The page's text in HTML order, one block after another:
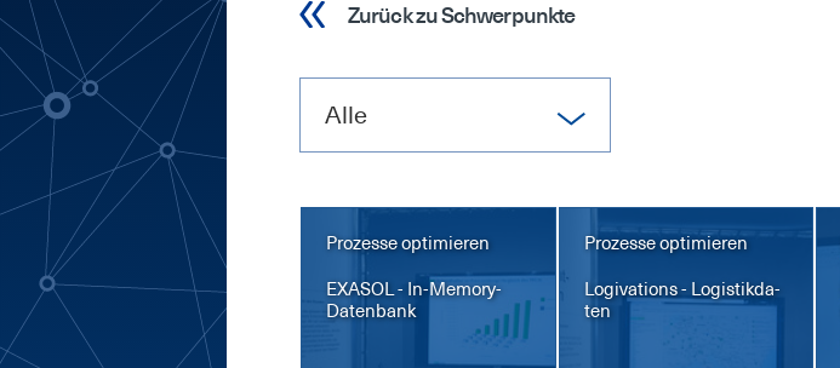
Zurück zu Schwerpunkte
Alle
Prozesse optimieren
EXA­SOL - In-Me­mo­ry-
Da­ten­bank
Prozesse optimieren
Lo­gi­va­tions - Lo­gis­tik­da­
ten